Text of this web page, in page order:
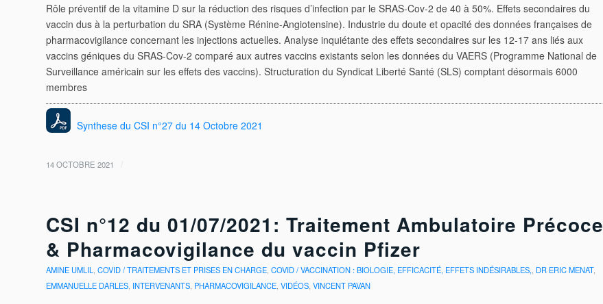
Rôle préventif de la vitamine D sur la réduction des risques d’infection par le SRAS-Cov-2 de 40 à 50%. Effets secondaires du
vaccin dus à la perturbation du SRA (Système Rénine-Angiotensine). Industrie du doute et opacité des données françaises de
pharmacovigilance concernant les injections actuelles. Analyse inquiétante des effets secondaires sur les 12-17 ans liés aux
vaccins géniques du SRAS-Cov-2 comparé aux autres vaccins existants selon les données du VAERS (Programme National de
Surveillance américain sur les effets des vaccins). Structuration du Syndicat Liberté Santé (SLS) comptant désormais 6000
membres
Synthese du CSI n°27 du 14 Octobre 2021
14 OCTOBRE 2021 /
CSI n°12 du 01/07/2021: Traitement Ambulatoire Précoce
& Pharmacovigilance du vaccin Pfizer
AMINE UMLIL COVID / TRAITEMENTS ET PRISES EN CHARGE COVID / VACCINATION : BIOLOGIE, EFFICACITÉ, EFFETS INDÉSIRABLES, DR ERIC MENAT,
EMMANUELLE DARLES INTERVENANTS PHARMACOVIGILANCE VIDÉOS VINCENT PAVAN